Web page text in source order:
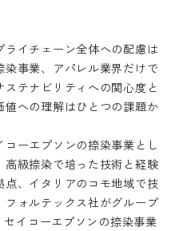
ライチェーン全体への配慮は
事業、アパレル業界だけで
テナビリティへの関心度と
値への理解はひとつの課題か
ーエプソンの捺染事業とし
高級捺染で培った技術と経験
、イタリアのコモ地域で技
ォルテックス社がグループ
セイコーエプソンの捺染事業